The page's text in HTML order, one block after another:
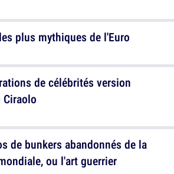
de célébrités version
plus mythiques de l'Euro
de bunkers abandonnés de la
ou l'art guerrier